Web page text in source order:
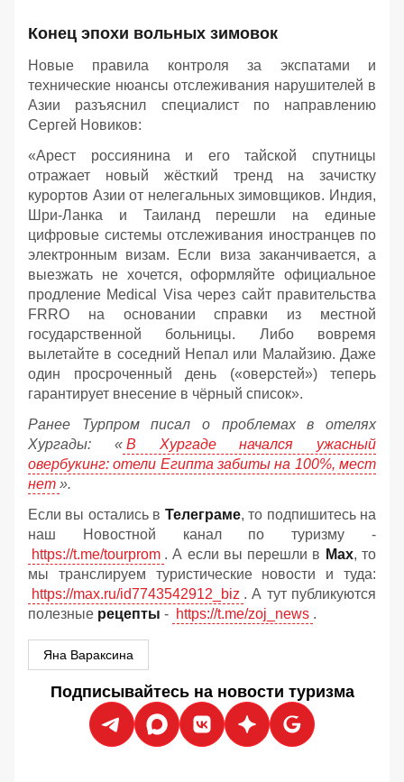
Конец эпохи вольных зимовок
Новые правила контроля за экспатами и
технические нюансы отслеживания нарушителей в
Азии разъяснил специалист по направлению
Сергей Новиков:
«Арест россиянина и его тайской спутницы
отражает новый жёсткий тренд на зачистку
курортов Азии от нелегальных зимовщиков. Индия,
Шри-Ланка и Таиланд перешли на единые
цифровые системы отслеживания иностранцев по
электронным визам. Если виза заканчивается, а
выезжать не хочется, оформляйте официальное
продление Medical Visa через сайт правительства
FRRO на основании справки из местной
государственной больницы. Либо вовремя
вылетайте в соседний Непал или Малайзию. Даже
один просроченный день («оверстей») теперь
гарантирует внесение в чёрный список».
Ранее Турпром писал о проблемах в отелях
Хургады: « В Хургаде начался ужасный
овербукинг: отели Египта забиты на 100%, мест
нет ».
Если вы остались в Телеграме, то подпишитесь на
наш Новостной канал по туризму -
https://t.me/tourprom . А если вы перешли в Мах, то
мы транслируем туристические новости и туда:
https://max.ru/id7743542912_biz . А тут публикуются
полезные рецепты - https://t.me/zoj_news .
Яна Вараксина
Подписывайтесь на новости туризма